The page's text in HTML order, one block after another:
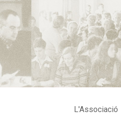
L'Associació